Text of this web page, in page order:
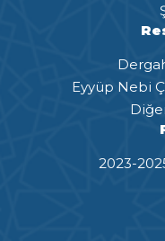
Eyyüp Nebi
2023-